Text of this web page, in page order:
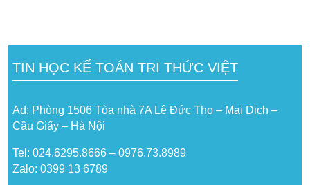
TIN HỌC KẾ TOÁN TRI THỨC VIỆT
Ad: Phòng 1506 Tòa nhà 7A Lê Đức Thọ – Mai Dịch –
Cầu Giấy – Hà Nội
Tel: 024.6295.8666 – 0976.73.8989
Zalo: 0399 13 6789